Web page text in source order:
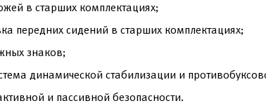
в старших комплектациях;
передних сидений в старших комплектациях;
знаков;
динамической стабилизации и
и пассивной безопасности.